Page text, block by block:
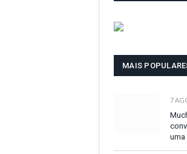
MAIS
7
uma